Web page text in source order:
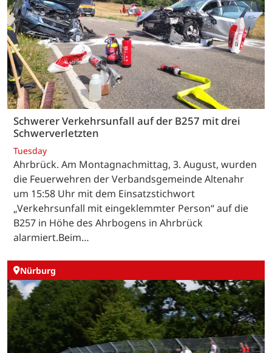
Schwerer Verkehrsunfall auf der B257 mit drei
Schwerverletzten
Tuesday
Ahrbrück. Am Montagnachmittag, 3. August, wurden
die Feuerwehren der Verbandsgemeinde Altenahr
um 15:58 Uhr mit dem Einsatzstichwort
„Verkehrsunfall mit eingeklemmter Person“ auf die
B257 in Höhe des Ahrbogens in Ahrbrück
alarmiert.Beim…
Nürburg